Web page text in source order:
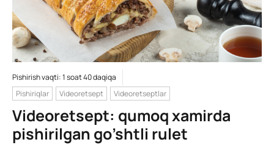
Pishirish vaqti: 1 soat 40 daqiqa
Pishiriqlar
Videoretsept Videoretseptlar
Videoretsept: qumoq xamirda
pishirilgan go’shtli rulet